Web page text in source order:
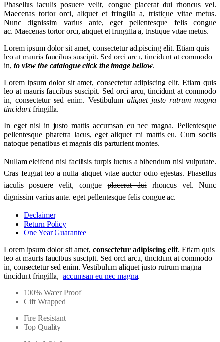
Phasellus iaculis posuere velit, congue placerat dui rhoncus vel.
Maecenas tortor orci, aliquet et fringilla a, tristique vitae metus.
Nunc dignissim varius ante, eget pellentesque felis congue
ac. Maecenas tortor orci, aliquet et fringilla a, tristique vitae metus.
Lorem ipsum dolor sit amet, consectetur adipiscing elit. Etiam quis
leo at mauris faucibus suscipit. Sed orci arcu, tincidunt at commodo
in, to view the catalogue click the image bellow.
Lorem ipsum dolor sit amet, consectetur adipiscing elit. Etiam quis
leo at mauris faucibus suscipit. Sed orci arcu, tincidunt at commodo
in, consectetur sed enim. Vestibulumaliquet justo rutrum magna
tinciduntfringilla.
In eget nisl in justo mattis accumsan eu nec magna. Pellentesque
pellentesque pharetra lacus, eget aliquet mi mattis eu. Cum sociis
natoque penatibus et magnis dis parturient montes.
Nullam eleifend nisl facilisis turpis luctus a bibendum nisl vulputate.
Cras feugiat leo a nulla aliquet vitae auctor odio egestas. Phasellus
iaculis posuere velit, congueplacerat duirhoncus vel. Nunc
dignissim varius ante, eget pellentesque felis congue ac.
Declaimer
Return Policy
One Year Guarantee
Lorem ipsum dolor sit amet, consectetur adipiscing elit. Etiam quis
leo at mauris faucibus suscipit. Sed orci arcu, tincidunt at commodo
in, consectetur sed enim. Vestibulum aliquet justo rutrum magna
tincidunt fringilla, accumsan eu nec magna.
100% Water Proof
Gift Wrapped
Fire Resistant
Top Quality